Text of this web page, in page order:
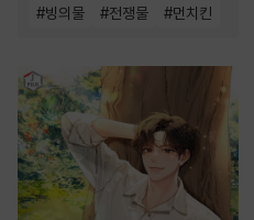
#빙의물 #전쟁물 #먼치킨